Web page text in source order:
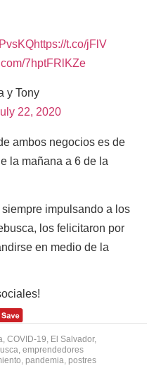
https://t.co/jFlV
7hptFRlKZe
y Tony
22, 2020
ambos negocios es de
la mañana a 6 de la
impulsando a los
los felicitaron por
en medio de la
COVID-19 El Salvador,
emprendedores
pandemia postres